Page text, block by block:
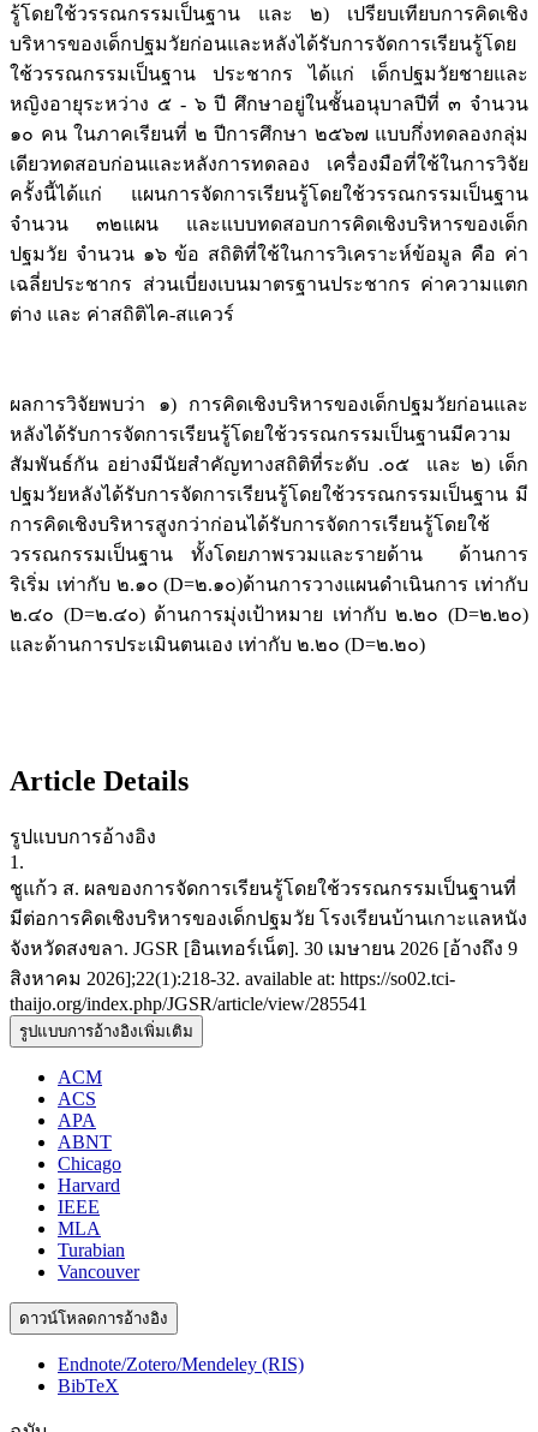
รู้โดยใช้วรรณกรรมเป็นฐาน และ ๒) เปรียบเทียบการคิดเชิง
บริหารของเด็กปฐมวัยก่อนและหลังได้รับการจัดการเรียนรู้โดย
ใช้วรรณกรรมเป็นฐาน ประชากร ได้แก่ เด็กปฐมวัยชายและ
หญิงอายุระหว่าง ๕ - ๖ ปี ศึกษาอยู่ในชั้นอนุบาลปีที่ ๓ จำนวน
๑๐ คน ในภาคเรียนที่ ๒ ปีการศึกษา ๒๕๖๗ แบบกึ่งทดลองกลุ่ม
เดียวทดสอบก่อนและหลังการทดลอง เครื่องมือที่ใช้ในการวิจัย
ครั้งนี้ได้แก่ แผนการจัดการเรียนรู้โดยใช้วรรณกรรมเป็นฐาน
จำนวน ๓๒แผน และแบบทดสอบการคิดเชิงบริหารของเด็ก
ปฐมวัย จำนวน ๑๖ ข้อ สถิติที่ใช้ในการวิเคราะห์ข้อมูล คือ ค่า
เฉลี่ยประชากร ส่วนเบี่ยงเบนมาตรฐานประชากร ค่าความแตก
ต่าง และ ค่าสถิติไค-สแควร์
ผลการวิจัยพบว่า ๑) การคิดเชิงบริหารของเด็กปฐมวัยก่อนและ
หลังได้รับการจัดการเรียนรู้โดยใช้วรรณกรรมเป็นฐานมีความ
สัมพันธ์กัน อย่างมีนัยสำคัญทางสถิติที่ระดับ .๐๕ และ ๒) เด็ก
ปฐมวัยหลังได้รับการจัดการเรียนรู้โดยใช้วรรณกรรมเป็นฐาน มี
การคิดเชิงบริหารสูงกว่าก่อนได้รับการจัดการเรียนรู้โดยใช้
วรรณกรรมเป็นฐาน ทั้งโดยภาพรวมและรายด้าน ด้านการ
ริเริ่ม เท่ากับ ๒.๑๐ (D=๒.๑๐)ด้านการวางแผนดำเนินการ เท่ากับ
๒.๔๐ (D=๒.๔๐) ด้านการมุ่งเป้าหมาย เท่ากับ ๒.๒๐ (D=๒.๒๐)
และด้านการประเมินตนเอง เท่ากับ ๒.๒๐ (D=๒.๒๐)
Article Details
รูปแบบการอ้างอิง
1.
ชูแก้ว ส. ผลของการจัดการเรียนรู้โดยใช้วรรณกรรมเป็นฐานที่
มีต่อการคิดเชิงบริหารของเด็กปฐมวัย โรงเรียนบ้านเกาะแลหนัง
จังหวัดสงขลา. JGSR [อินเทอร์เน็ต]. 30 เมษายน 2026 [อ้างถึง 9
สิงหาคม 2026];22(1):218-32. available at: https://so02.tci-
thaijo.org/index.php/JGSR/article/view/285541
รูปแบบการอ้างอิงเพิ่มเติม
ACM
ACS
APA
ABNT
Chicago
Harvard
IEEE
MLA
Turabian
Vancouver
ดาวน์โหลดการอ้างอิง
Endnote/Zotero/Mendeley (RIS)
BibTeX